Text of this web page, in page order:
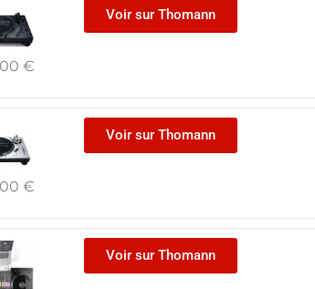
€
Voir sur Thomann
€
Voir sur Thomann
Voir sur Thomann